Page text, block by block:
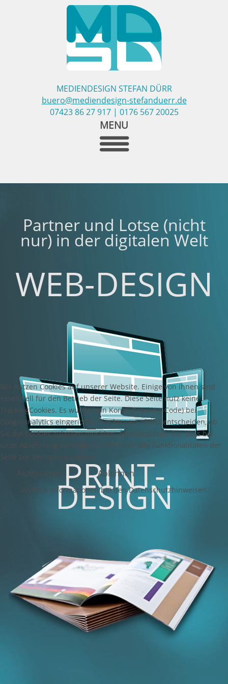
MEDIENDESIGN STEFAN DÜRR
buero@mediendesign-stefanduerr.de
07423 86 27 917 | 0176 567 20025
MENU
Partner und Lotse (nicht
nur) in der digitalen Welt
WEB-DESIGN
PRINT-
DESIGN
Wir nutzen Cookies auf unserer Website. Einige von ihnen sind
essenziell für den Betrieb der Seite. Diese Seite nutz keine
TrackingCookies. Es wurde kein Konto (Tracking-Code) bei
Googleanalytics eingerichtet. Sie können selbst entscheiden, ob
Sie die Cookies zulassen möchten. Bitte beachten Sie, dass bei
einer Ablehnung womöglich nicht mehr alle Funktionalitäten der
Seite zur Verfügung stehen.
Akzeptieren Ablehnen
Weitere Informationen bei den Datenschutzhinweisen